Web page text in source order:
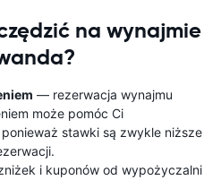
na wynajmie
— rezerwacja wynajmu
może pomóc Ci
stawki są zwykle niższe
i kuponów od wypożyczalni